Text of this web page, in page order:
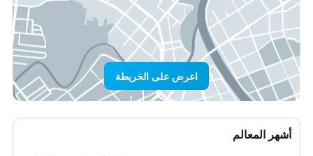
اعرض على الخريطة
أشهر المعالم